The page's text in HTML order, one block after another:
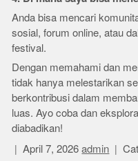
Anda bisa mencari
sosial, forum online, atau
festival.
Dengan memahami dan
tidak hanya melestarikan
berkontribusi dalam
luas. Ayo coba dan
diabadikan!
April 7, 2026 admin